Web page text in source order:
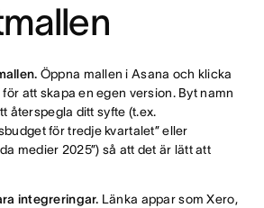
Öppna mallen i Asana och klicka
för att skapa en egen version. Byt namn
återspegla ditt syfte (t.ex.
för tredje kvartalet” eller
medier 2025”) så att det är lätt att
integreringar. Länka appar som Xero,